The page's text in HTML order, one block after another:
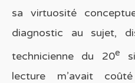
sa virtuosité
diagnostic au sujet,
technicienne du 20e
lecture m’avait